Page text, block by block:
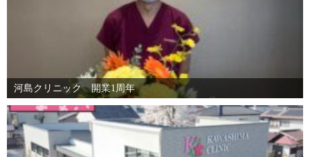
河島クリニック 開業1周年